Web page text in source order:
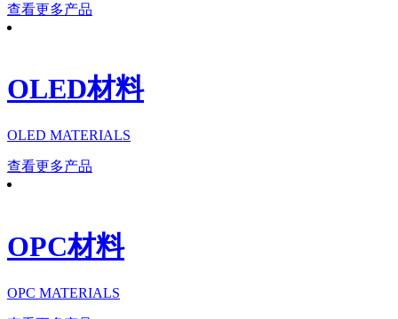
查看更多产品
OLED材料
OLED MATERIALS
查看更多产品
OPC材料
OPC MATERIALS